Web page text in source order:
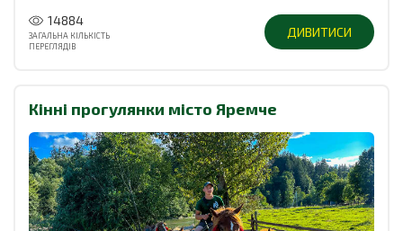
14884
ЗАГАЛЬНА КІЛЬКІСТЬ
ПЕРЕГЛЯДІВ
ДИВИТИСИ
Кінні прогулянки місто Яремче